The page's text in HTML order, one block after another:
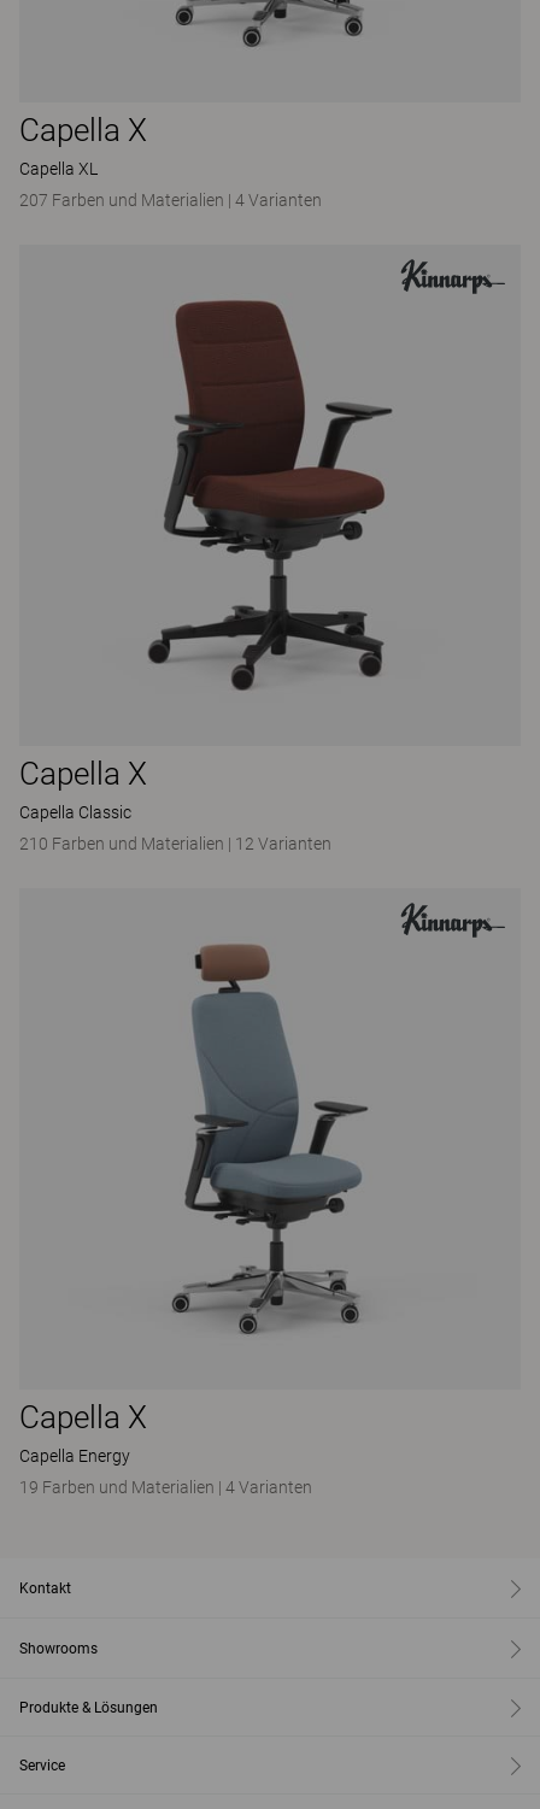
Capella X
Capella XL
207 Farben und Materialien | 4 Varianten
Capella X
Capella Classic
210 Farben und Materialien | 12 Varianten
Capella X
Capella Energy
19 Farben und Materialien | 4 Varianten
Kontakt
Showrooms
Produkte & Lösungen
Service